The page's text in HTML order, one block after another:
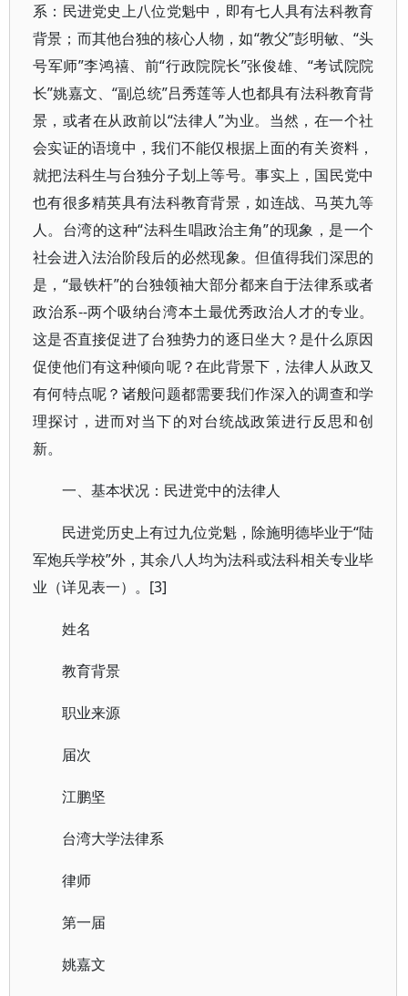
系：民进党史上八位党魁中，即有七人具有法科教育
背景；而其他台独的核心人物，如“教父”彭明敏、“头
号军师”李鸿禧、前“行政院院长”张俊雄、“考试院院
长”姚嘉文、“副总统”吕秀莲等人也都具有法科教育背
景，或者在从政前以“法律人”为业。当然，在一个社
会实证的语境中，我们不能仅根据上面的有关资料，
就把法科生与台独分子划上等号。事实上，国民党中
也有很多精英具有法科教育背景，如连战、马英九等
人。台湾的这种“法科生唱政治主角”的现象，是一个
社会进入法治阶段后的必然现象。但值得我们深思的
是，“最铁杆”的台独领袖大部分都来自于法律系或者
政治系--两个吸纳台湾本土最优秀政治人才的专业。
这是否直接促进了台独势力的逐日坐大？是什么原因
促使他们有这种倾向呢？在此背景下，法律人从政又
有何特点呢？诸般问题都需要我们作深入的调查和学
理探讨，进而对当下的对台统战政策进行反思和创
新。
一、基本状况：民进党中的法律人
民进党历史上有过九位党魁，除施明德毕业于“陆
军炮兵学校”外，其余八人均为法科或法科相关专业毕
业（详见表一）。[3]
姓名
教育背景
职业来源
届次
江鹏坚
台湾大学法律系
律师
第一届
姚嘉文